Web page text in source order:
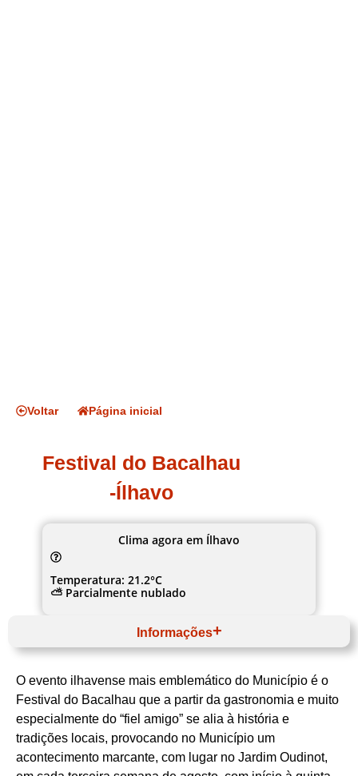
Voltar Página inicial
Festival do Bacalhau
-Ílhavo
O evento ilhavense mais emblemático do Município é o
Festival do Bacalhau que a partir da gastronomia e muito
especialmente do “fiel amigo” se alia à história e
tradições locais, provocando no Município um
acontecimento marcante, com lugar no Jardim Oudinot,
Clima agora em Ílhavo
Temperatura: 21.2°C
⛅ Parcialmente nublado
Informações
Centro
Região de Aveiro
Ílhavo
Confraria Gastronómica do Bacalhau e Câmara
Municipal de Ílhavo
Bacalhau